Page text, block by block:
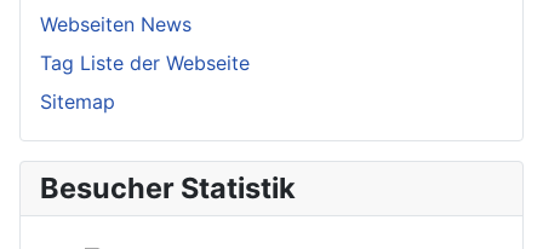
Webseiten News
Tag Liste der Webseite
Sitemap
Besucher Statistik